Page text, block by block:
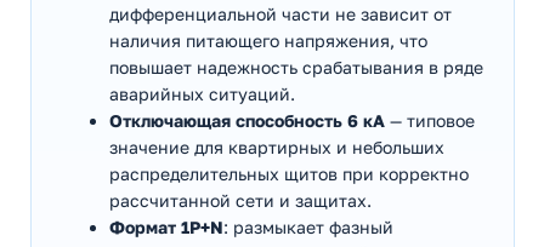
дифференциальной части не зависит от
наличия питающего напряжения, что
повышает надежность срабатывания в ряде
аварийных ситуаций.
Отключающая способность 6 кА — типовое
значение для квартирных и небольших
распределительных щитов при корректно
рассчитанной сети и защитах.
Формат 1P+N: размыкает фазный